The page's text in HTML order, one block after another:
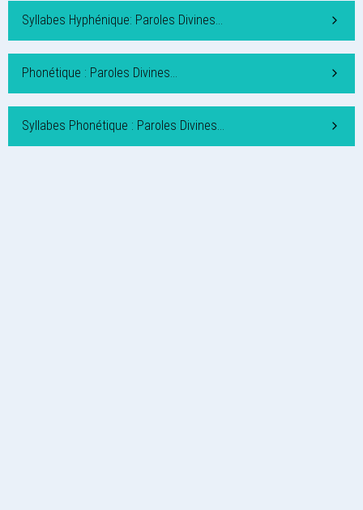
Syllabes Hyphénique: Paroles Divines…
Phonétique : Paroles Divines…
Syllabes Phonétique : Paroles Divines…